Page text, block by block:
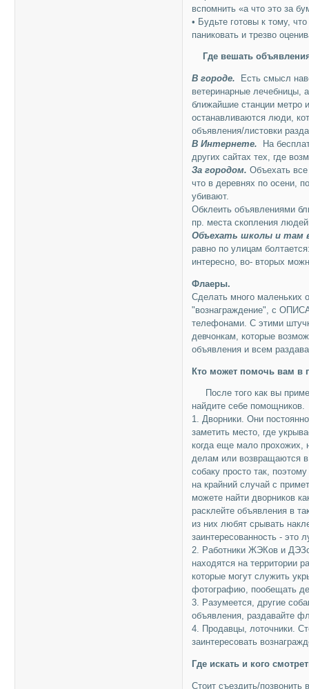
вспомнить «а что это за
• Будьте готовы к тому,
паниковать и трезво
Где вешать
В городе. Есть смысл
ветеринарные лечебницы,
ближайшие станции метро
останавливаются люди,
объявления/листовки
В Интернете.
На
других сайтах тех, где
За городом. Объехать
что в деревнях по осени,
убивают.
Обклеить объявлениями
пр. места скопления
Объехать школы и там
равно по улицам
интересно, во- вторых
Флаеры.
Сделать много маленьких
"вознаграждение", с
телефонами. С этими
девчонкам, которые
объявления и всем
Кто может помочь вам в
После того как вы
найдите себе помощников.
1. Дворники. Они
заметить место, где
когда еще мало прохожих,
делам или возвращаются
собаку просто так,
на крайний случай с
можете найти дворников
расклейте объявления в
из них любят срывать
заинтересованность - это
2. Работники ЖЭКов и
находятся на территории
которые могут служить
фотографию, пообещать
3. Разумеется, другие
объявления, раздавайте
4. Продавцы, лоточники.
заинтересовать
Где искать и кого
Стоит съездить/